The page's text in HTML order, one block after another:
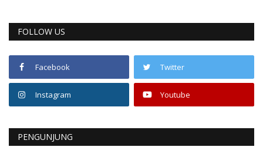
FOLLOW US
Facebook Twitter
Instagram Youtube
PENGUNJUNG